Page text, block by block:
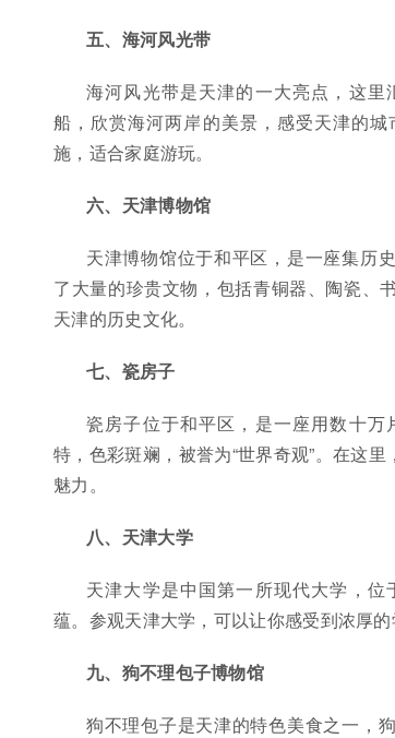
五、海河风光带
海河风光带是天津的一大亮点，这
船，欣赏海河两岸的美景，感受天津的
施，适合家庭游玩。
六、天津博物馆
天津博物馆位于和平区，是一座集历
了大量的珍贵文物，包括青铜器、陶瓷、
天津的历史文化。
七、瓷房子
瓷房子位于和平区，是一座用数十
特，色彩斑斓，被誉为“世界奇观”。在这
魅力。
八、天津大学
天津大学是中国第一所现代大学，
蕴。参观天津大学，可以让你感受到浓厚的
九、狗不理包子博物馆
狗不理包子是天津的特色美食之一，